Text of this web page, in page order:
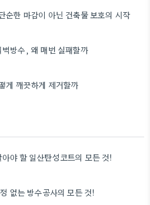
순한 마감이 아닌 건축물 보호의 시작
방수, 왜 매번 실패할까
게 깨끗하게 제거할까
야 할 일산탄성코트의 모든 것!
없는 방수공사의 모든 것!